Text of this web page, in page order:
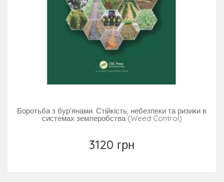
Боротьба з бур'янами. Стійкість, небезпеки та ризики в
системах землеробства (Weed Control)
3120 грн